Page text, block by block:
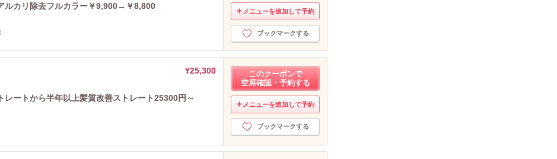
ルカリ除去フルカラー￥9,900→￥8,800
メニューを追加して予約
ブックマークする
¥25,300
レートから半年以上髪質改善ストレート25300円～
このクーポンで
空席確認・予約する
メニューを追加して予約
ブックマークする